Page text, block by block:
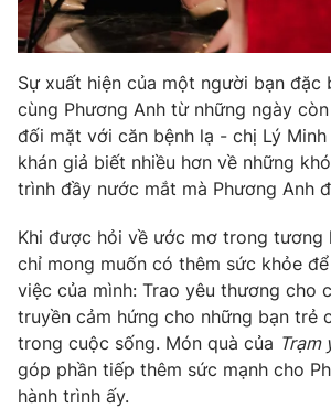
Sự xuất hiện của một người bạn đặc
cùng Phương Anh từ những ngày
đối mặt với căn bệnh lạ - chị Lý Minh
khán giả biết nhiều hơn về những
trình đầy nước mắt mà Phương Anh
Khi được hỏi về ước mơ trong tương
chỉ mong muốn có thêm sức khỏe
việc của mình: Trao yêu thương cho
truyền cảm hứng cho những bạn trẻ
trong cuộc sống. Món quà của Trạm
góp phần tiếp thêm sức mạnh cho
hành trình ấy.